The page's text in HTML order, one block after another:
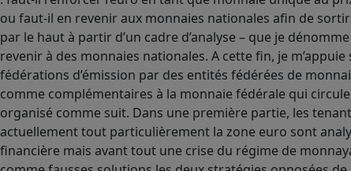
ou faut-il en revenir aux monnaies nationales afin de
par le haut à partir d’un cadre d’analyse – que je
revenir à des monnaies nationales. A cette fin, je
fédérations d’émission par des entités fédérées de
comme complémentaires à la monnaie fédérale qui
organisé comme suit. Dans une première partie, les
actuellement tout particulièrement la zone euro sont
financière mais avant tout une crise du régime de